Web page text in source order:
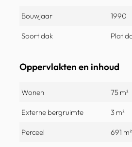
Bouwjaar 1990
Soort dak Plat
Oppervlakten en inhoud
Wonen 75 m²
Externe bergruimte 3 m²
Perceel 691 m²